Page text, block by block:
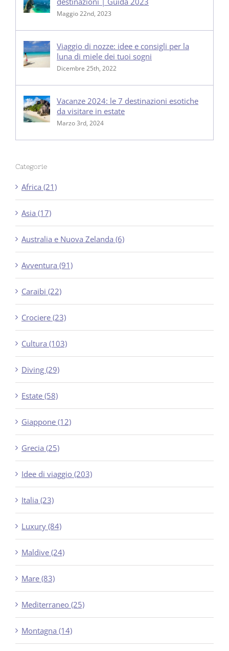
Maggio 22nd, 2023
Viaggio di nozze: idee e consigli per la
luna di miele dei tuoi sogni
Dicembre 25th, 2022
Vacanze 2024: le 7 destinazioni esotiche
da visitare in estate
Marzo 3rd, 2024
Categorie
Africa (21)
Asia (17)
Australia e Nuova Zelanda (6)
Avventura (91)
Caraibi (22)
Crociere (23)
Cultura (103)
Diving (29)
Estate (58)
Giappone (12)
Grecia (25)
Idee di viaggio (203)
Italia (23)
Luxury (84)
Maldive (24)
Mare (83)
Mediterraneo (25)
Montagna (14)